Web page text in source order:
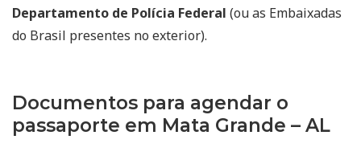
Departamento de Polícia Federal (ou as Embaixadas
do Brasil presentes no exterior).
Documentos para agendar o
passaporte em Mata Grande – AL